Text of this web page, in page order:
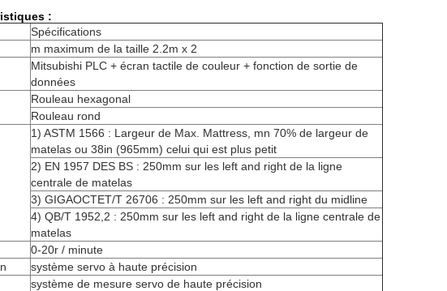
:
Spécifications
m maximum de la taille 2.2m x 2
Mitsubishi PLC + écran tactile de couleur + fonction de sortie de
données
Rouleau hexagonal
Rouleau rond
1) ASTM 1566 : Largeur de Max. Mattress, mn 70% de largeur de
matelas ou 38in (965mm) celui qui est plus petit
2) EN 1957 DES BS : 250mm sur les left and right de la ligne
centrale de matelas
3) GIGAOCTET/T 26706 : 250mm sur les left and right du midline
4) QB/T 1952,2 : 250mm sur les left and right de la ligne centrale de
matelas
0-20r / minute
système servo à haute précision
système de mesure servo de haute précision